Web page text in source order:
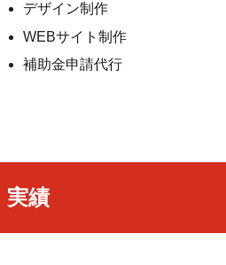
デザイン制作
WEBサイト制作
補助金申請代行
実績